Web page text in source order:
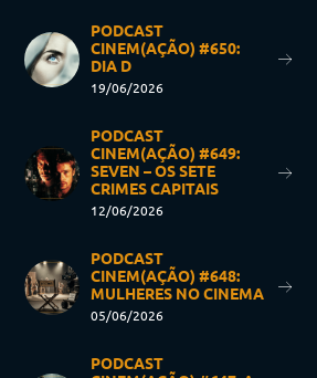
PODCAST
CINEM(AÇÃO) #650:
DIA D
19/06/2026
PODCAST
CINEM(AÇÃO) #649:
SEVEN – OS SETE
CRIMES CAPITAIS
12/06/2026
PODCAST
CINEM(AÇÃO) #648:
MULHERES NO CINEMA
05/06/2026
PODCAST